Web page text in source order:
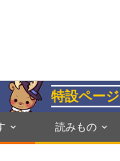
特設ページ
読みもの